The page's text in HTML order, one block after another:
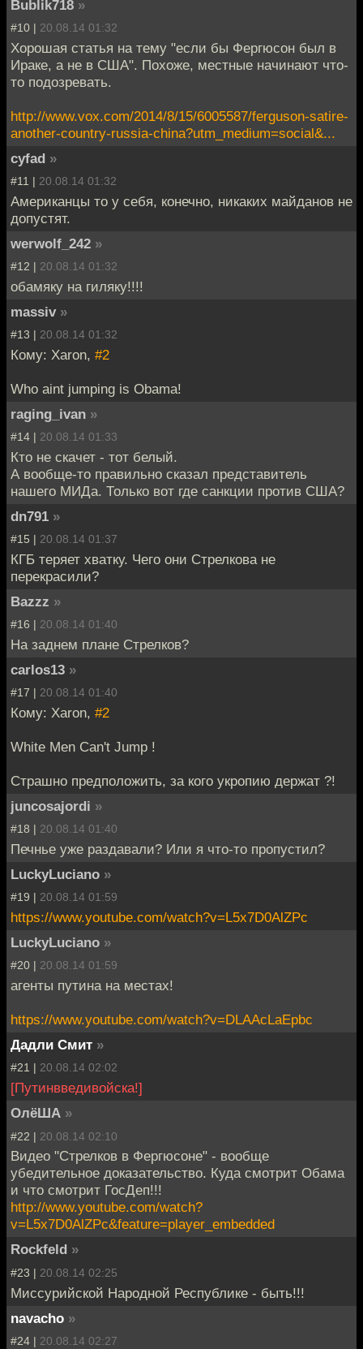
Bublik718 »
#10 | 20.08.14 01:32
Хорошая статья на тему "если бы Фергюсон был в
Ираке, а не в США". Похоже, местные начинают что-
то подозревать.
http://www.vox.com/2014/8/15/6005587/ferguson-satire-
another-country-russia-china?utm_medium=social&...
cyfad »
#11 | 20.08.14 01:32
Американцы то у себя, конечно, никаких майданов не
допустят.
werwolf_242 »
#12 | 20.08.14 01:32
обамяку на гиляку!!!!
massiv »
#13 | 20.08.14 01:32
Кому: Xaron, #2
Who aint jumping is Obama!
raging_ivan »
#14 | 20.08.14 01:33
Кто не скачет - тот белый.
А вообще-то правильно сказал представитель
нашего МИДа. Только вот где санкции против США?
dn791 »
#15 | 20.08.14 01:37
КГБ теряет хватку. Чего они Стрелкова не
перекрасили?
Bazzz »
#16 | 20.08.14 01:40
На заднем плане Стрелков?
carlos13 »
#17 | 20.08.14 01:40
Кому: Xaron, #2
White Men Can't Jump !
Страшно предположить, за кого укропию держат ?!
juncosajordi »
#18 | 20.08.14 01:40
Печнье уже раздавали? Или я что-то пропустил?
LuckyLuciano »
#19 | 20.08.14 01:59
https://www.youtube.com/watch?v=L5x7D0AlZPc
LuckyLuciano »
#20 | 20.08.14 01:59
агенты путина на местах!
https://www.youtube.com/watch?v=DLAAcLaEpbc
Дадли Смит »
#21 | 20.08.14 02:02
[Путинвведивойска!]
ОлёША »
#22 | 20.08.14 02:10
Видео "Стрелков в Фергюсоне" - вообще
убедительное доказательство. Куда смотрит Обама
и что смотрит ГосДеп!!!
http://www.youtube.com/watch?
v=L5x7D0AlZPc&feature=player_embedded
Rockfeld »
#23 | 20.08.14 02:25
Миссурийской Народной Республике - быть!!!
navacho »
#24 | 20.08.14 02:27